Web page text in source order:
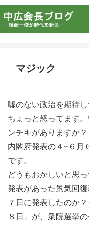
マジック
嘘のない政治を期待し
ちょっと怒ってます
ンチキがありますか？
内閣府発表の４~６月
です。
どうもおかしいと思
発表があった景気回
７日に発表したのか
８日」が、衆院選挙